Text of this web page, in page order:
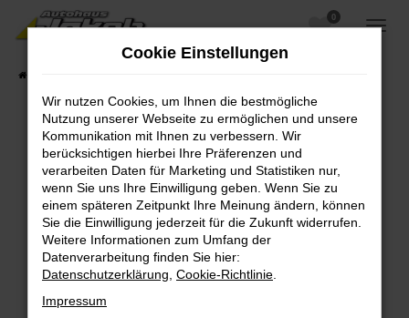
Zum
Hauptinhalt
0
Fehler: Network Error
Beim Laden ist ein Fehler aufgetreten.
Hier sind ein paar Tipps, die dir helfen können:
Überprüfe deine Firewall und deine
Internetverbindung.
Laden andere Webseiten, zum Beispiel deine
Suchmaschine?
Cookie Einstellungen
Wir nutzen Cookies, um Ihnen die bestmögliche
Nutzung unserer Webseite zu ermöglichen und unsere
Kommunikation mit Ihnen zu verbessern. Wir
berücksichtigen hierbei Ihre Präferenzen und
verarbeiten Daten für Marketing und Statistiken nur,
wenn Sie uns Ihre Einwilligung geben. Wenn Sie zu
einem späteren Zeitpunkt Ihre Meinung ändern, können
Sie die Einwilligung jederzeit für die Zukunft widerrufen.
Weitere Informationen zum Umfang der
Datenverarbeitung finden Sie hier:
Datenschutzerklärung Cookie-Richtlinie
Impressum